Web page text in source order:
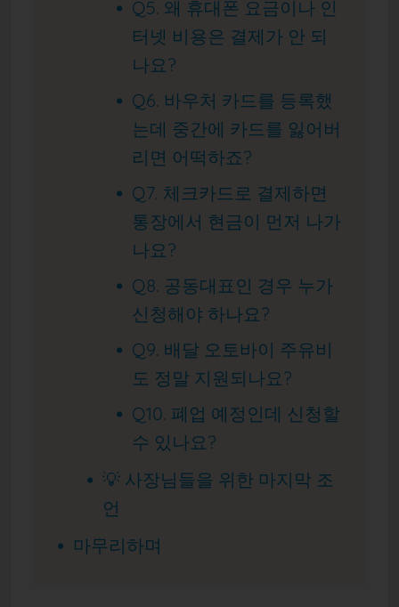
Q5. 왜 휴대폰 요금이나 인
터넷 비용은 결제가 안 되
나요?
Q6. 바우처 카드를 등록했
는데 중간에 카드를 잃어버
리면 어떡하죠?
Q7. 체크카드로 결제하면
통장에서 현금이 먼저 나가
나요?
Q8. 공동대표인 경우 누가
신청해야 하나요?
Q9. 배달 오토바이 주유비
도 정말 지원되나요?
Q10. 폐업 예정인데 신청할
수 있나요?
💡 사장님들을 위한 마지막 조
언
마무리하며